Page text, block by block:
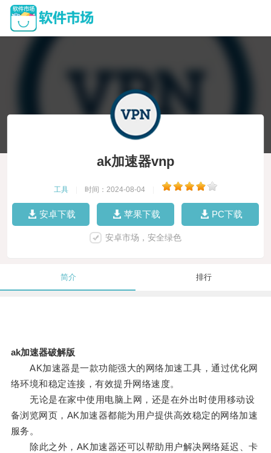
ak加速器vnp
工具 时间：2024-08-04
安卓下载 苹果下载 PC下载
安卓市场，安全绿色
简介 排行
ak加速器破解版
AK加速器是一款功能强大的网络加速工具，通过优化网
络环境和稳定连接，有效提升网络速度。
无论是在家中使用电脑上网，还是在外出时使用移动设
备浏览网页，AK加速器都能为用户提供高效稳定的网络加速
服务。
除此之外，AK加速器还可以帮助用户解决网络延迟、卡